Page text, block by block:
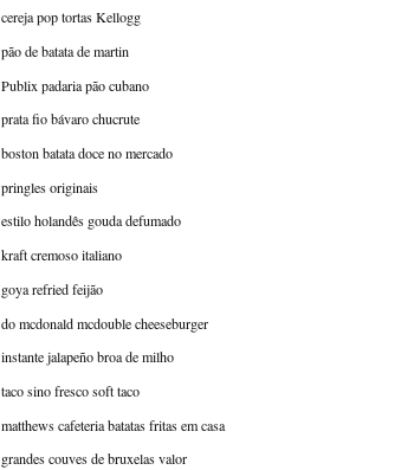
cereja pop tortas Kellogg
pão de batata de martin
Publix padaria pão cubano
prata fio bávaro chucrute
boston batata doce no mercado
pringles originais
estilo holandês gouda defumado
kraft cremoso italiano
goya refried feijão
do mcdonald mcdouble cheeseburger
instante jalapeño broa de milho
taco sino fresco soft taco
matthews cafeteria batatas fritas em casa
grandes couves de bruxelas valor